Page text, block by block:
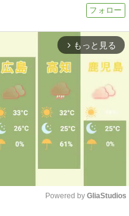
arrow_forward_ios もっと見る
Powered by GliaStudios